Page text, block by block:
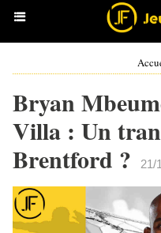
Bryan
Villa : Un
Brentford ?
21/